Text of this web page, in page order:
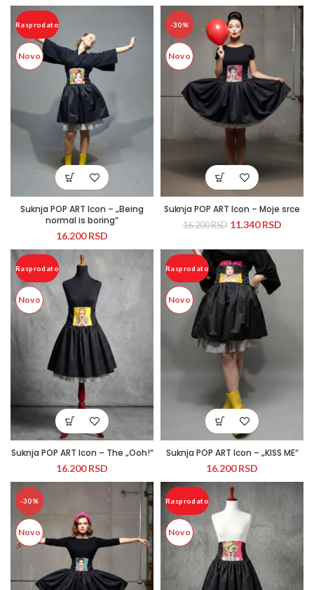
Rasprodato
Novo
Suknja POP ART Icon – „Being
normal is boring“
16.200RSD
-30%
Novo
Suknja POP ART Icon – Moje srce
16.200RSD 11.340RSD
Rasprodato
Novo
Suknja POP ART Icon – The „Ooh!“
16.200RSD
Rasprodato
Novo
Suknja POP ART Icon – „KISS ME“
16.200RSD
-30%
Novo
Rasprodato
Novo